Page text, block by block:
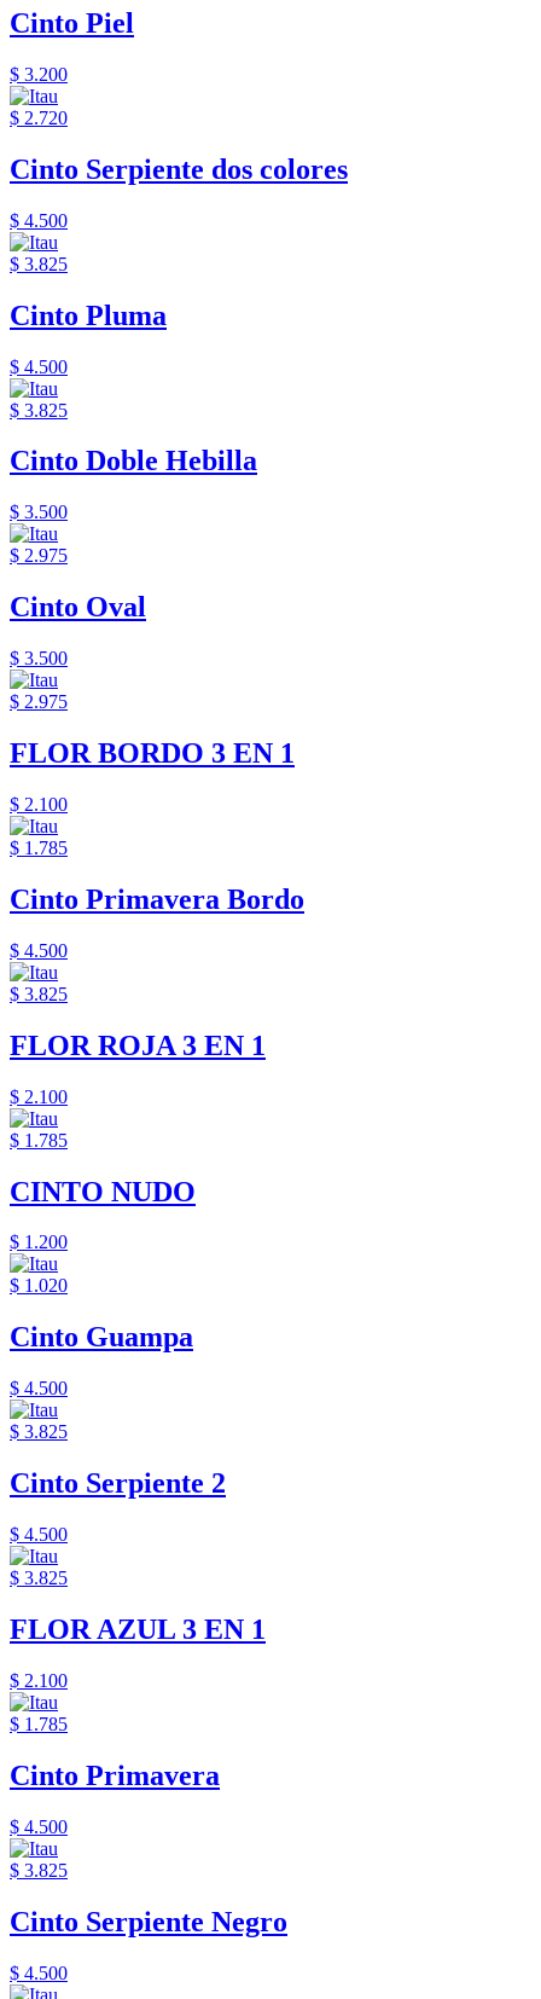
Cinto Piel
$ 3.200
$ 2.720
Cinto Serpiente dos colores
$ 4.500
$ 3.825
Cinto Pluma
$ 4.500
$ 3.825
Cinto Doble Hebilla
$ 3.500
$ 2.975
Cinto Oval
$ 3.500
$ 2.975
FLOR BORDO 3 EN 1
$ 2.100
$ 1.785
Cinto Primavera Bordo
$ 4.500
$ 3.825
FLOR ROJA 3 EN 1
$ 2.100
$ 1.785
CINTO NUDO
$ 1.200
$ 1.020
Cinto Guampa
$ 4.500
$ 3.825
Cinto Serpiente 2
$ 4.500
$ 3.825
FLOR AZUL 3 EN 1
$ 2.100
$ 1.785
Cinto Primavera
$ 4.500
$ 3.825
Cinto Serpiente Negro
$ 4.500